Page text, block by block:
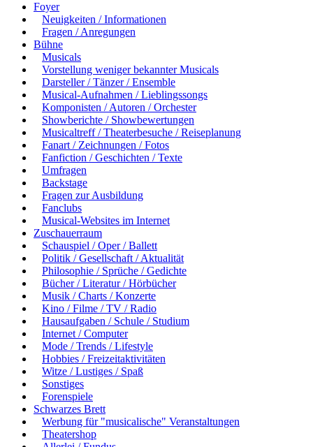
Foyer
Neuigkeiten / Informationen
Fragen / Anregungen
Bühne
Musicals
Vorstellung weniger bekannter Musicals
Darsteller / Tänzer / Ensemble
Musical-Aufnahmen / Lieblingssongs
Komponisten / Autoren / Orchester
Showberichte / Showbewertungen
Musicaltreff / Theaterbesuche / Reiseplanung
Fanart / Zeichnungen / Fotos
Fanfiction / Geschichten / Texte
Umfragen
Backstage
Fragen zur Ausbildung
Fanclubs
Musical-Websites im Internet
Zuschauerraum
Schauspiel / Oper / Ballett
Politik / Gesellschaft / Aktualität
Philosophie / Sprüche / Gedichte
Bücher / Literatur / Hörbücher
Musik / Charts / Konzerte
Kino / Filme / TV / Radio
Hausaufgaben / Schule / Studium
Internet / Computer
Mode / Trends / Lifestyle
Hobbies / Freizeitaktivitäten
Witze / Lustiges / Spaß
Sonstiges
Forenspiele
Schwarzes Brett
Werbung für "musicalische" Veranstaltungen
Theatershop